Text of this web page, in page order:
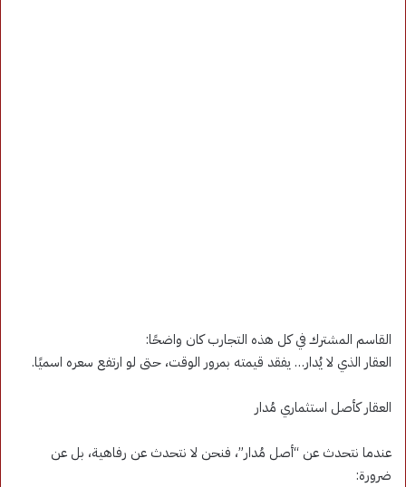
القاسم المشترك في كل هذه التجارب كان واضحًا:
العقار الذي لا يُدار… يفقد قيمته بمرور الوقت، حتى لو ارتفع سعره اسميًا.
العقار كأصل استثماري مُدار
عندما نتحدث عن “أصل مُدار”، فنحن لا نتحدث عن رفاهية، بل عن
ضرورة: